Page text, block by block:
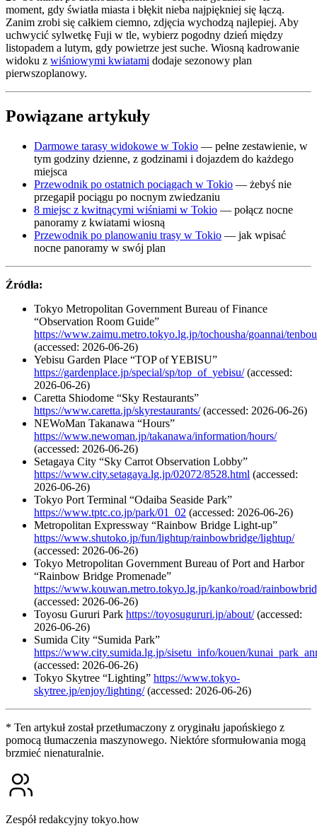
moment, gdy światła miasta i błękit nieba najpiękniej się łączą.
Zanim zrobi się całkiem ciemno, zdjęcia wychodzą najlepiej. Aby
uchwycić sylwetkę Fuji w tle, wybierz pogodny dzień między
listopadem a lutym, gdy powietrze jest suche. Wiosną kadrowanie
widoku z wiśniowymi kwiatami dodaje sezonowy plan
pierwszoplanowy.
Powiązane artykuły
Darmowe tarasy widokowe w Tokio — pełne zestawienie, w
tym godziny dzienne, z godzinami i dojazdem do każdego
miejsca
Przewodnik po ostatnich pociągach w Tokio — żebyś nie
przegapił pociągu po nocnym zwiedzaniu
8 miejsc z kwitnącymi wiśniami w Tokio — połącz nocne
panoramy z kwiatami wiosną
Przewodnik po planowaniu trasy w Tokio — jak wpisać
nocne panoramy w swój plan
Źródła:
Tokyo Metropolitan Government Bureau of Finance
“Observation Room Guide”
https://www.zaimu.metro.tokyo.lg.jp/tochousha/goannai/tenbou
(accessed: 2026-06-26)
Yebisu Garden Place “TOP of YEBISU”
https://gardenplace.jp/special/sp/top_of_yebisu/(accessed:
2026-06-26)
Caretta Shiodome “Sky Restaurants”
https://www.caretta.jp/skyrestaurants/(accessed: 2026-06-26)
NEWoMan Takanawa “Hours”
https://www.newoman.jp/takanawa/information/hours/
(accessed: 2026-06-26)
Setagaya City “Sky Carrot Observation Lobby”
https://www.city.setagaya.lg.jp/02072/8528.html (accessed:
2026-06-26)
Tokyo Port Terminal “Odaiba Seaside Park”
https://www.tptc.co.jp/park/01_02 (accessed: 2026-06-26)
Metropolitan Expressway “Rainbow Bridge Light-up”
https://www.shutoko.jp/fun/lightup/rainbowbridge/lightup/
(accessed: 2026-06-26)
Tokyo Metropolitan Government Bureau of Port and Harbor
“Rainbow Bridge Promenade”
https://www.kouwan.metro.tokyo.lg.jp/kanko/road/
(accessed: 2026-06-26)
Toyosu Gururi Park https://toyosugururi.jp/about/(accessed:
2026-06-26)
Sumida City “Sumida Park”
https://www.city.sumida.lg.jp/sisetu_info/kouen/
(accessed: 2026-06-26)
Tokyo Skytree “Lighting” https://www.tokyo-
skytree.jp/enjoy/lighting/(accessed: 2026-06-26)
* Ten artykuł został przetłumaczony z oryginału japońskiego z
pomocą tłumaczenia maszynowego. Niektóre sformułowania mogą
brzmieć nienaturalnie.
Zespół redakcyjny tokyo.how